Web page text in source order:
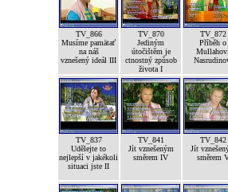
TV_866
Musíme pamätať
na náš
vznešený ideál III
TV_870
Jediným
útočištěm je
ctnostný způsob
života I
TV_872
Příběh o
TV_837
Udělejte to
nejlepší v jakékoli
situaci jste II
TV_841
Jít vznešeným
směrem IV
TV_842
Jít
směrem